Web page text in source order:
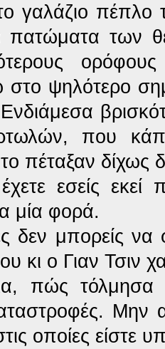
το γαλάζιο
των
ψηλότερο
Ενδιάμεσα
που
πέταξαν δίχως
έχετε εσείς
μία φορά.
δεν μπορείς να
κι ο Γιαν Τσιν
πώς τόλμησα
Μην
οποίες είστε